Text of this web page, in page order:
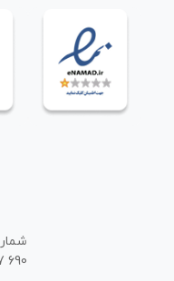
690